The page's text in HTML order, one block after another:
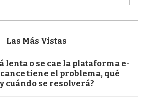
Las Más Vistas
lenta o se cae la plataforma e-
tiene el problema, qué
cuándo se resolverá?